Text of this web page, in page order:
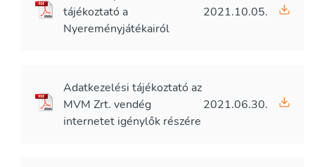
tájékoztató a
Nyereményjátékairól
2021.10.05.
Adatkezelési tájékoztató az
MVM Zrt. vendég
internetet igénylők részére
2021.06.30.